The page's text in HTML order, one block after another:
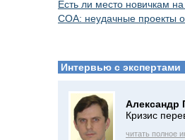
Есть ли место новичкам
СОА: неудачные проекты
Интервью с экспертами
Александр
Кризис
читать полное